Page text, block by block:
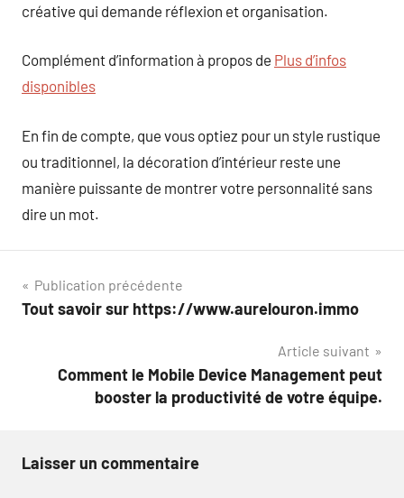
créative qui demande réflexion et organisation.
Complément d’information à propos de Plus d’infos
disponibles
En fin de compte, que vous optiez pour un style rustique
ou traditionnel, la décoration d’intérieur reste une
manière puissante de montrer votre personnalité sans
dire un mot.
Navigation
de
Publication précédente
Tout savoir sur https://www.aurelouron.immo
Article suivant
Comment le Mobile Device Management peut
booster la productivité de votre équipe.
Laisser un commentaire